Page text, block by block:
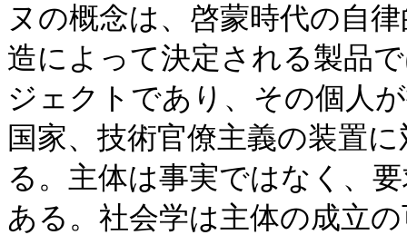
ヌの概念は、啓蒙時代の自
造によって決定される製品
ジェクトであり、その個人
国家、技術官僚主義の装置
る。主体は事実ではなく、
ある。社会学は主体の成立